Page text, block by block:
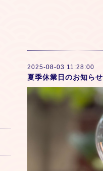
2025-08-03 11:28:00
夏季休業日のお知らせ